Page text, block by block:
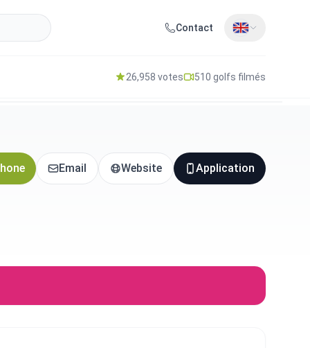
Contact
26,958 votes 510 golfs filmés
Email Website Application